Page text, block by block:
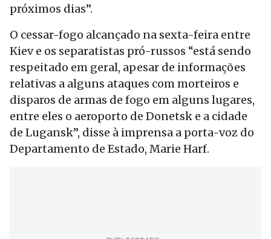
próximos dias”.
O cessar-fogo alcançado na sexta-feira entre
Kiev e os separatistas pró-russos “está sendo
respeitado em geral, apesar de informações
relativas a alguns ataques com morteiros e
disparos de armas de fogo em alguns lugares,
entre eles o aeroporto de Donetsk e a cidade
de Lugansk”, disse à imprensa a porta-voz do
Departamento de Estado, Marie Harf.